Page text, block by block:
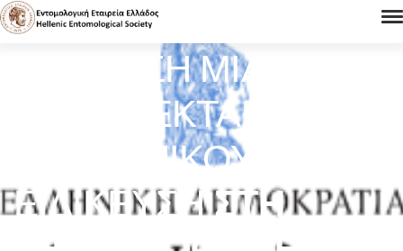
ΠΛΉΡΩΣΗ ΜΊΑΣ (1)
ΘΈΣΗΣ ΈΚΤΑΚΤΟΥ
ΠΡΟΣΩΠΙΚΟΎ ΜΕ
ΕΙΔΊΚΕΥΣΗΣΤΗ